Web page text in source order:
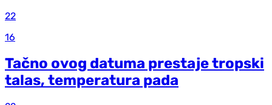
22
16
Tačno ovog datuma prestaje tropski
talas, temperatura pada